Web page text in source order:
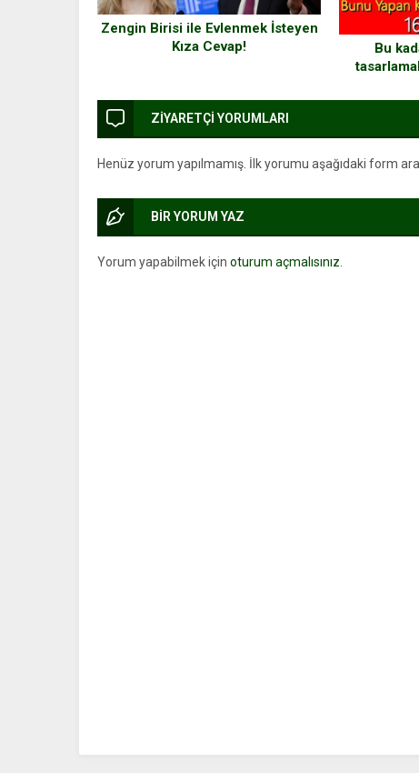
Zengin Birisi ile Evlenmek İsteyen
Kıza Cevap!
Bu
ZİYARETÇİ YORUMLARI
Henüz yorum yapılmamış. İlk yorumu aşağıdaki form
BİR YORUM YAZ
Yorum yapabilmek için oturum açmalısınız